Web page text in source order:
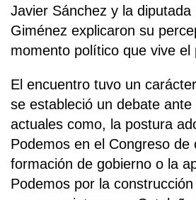
Javier Sánchez y la
Giménez explicaron su
momento político que vive el
El encuentro tuvo un
se estableció un debate
actuales como, la postura
Podemos en el Congreso de
formación de gobierno o la
Podemos por la